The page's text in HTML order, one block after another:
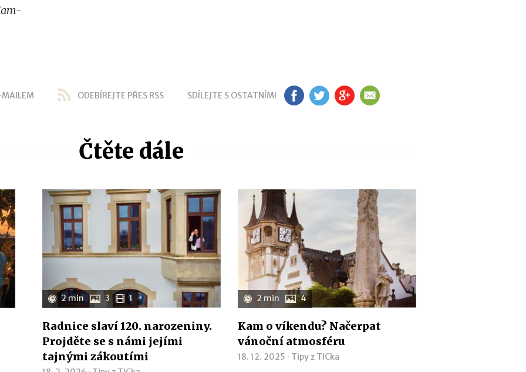
ODEBÍREJTE PŘES RSS SDÍLEJTE S OSTATNÍMI FB TW GP EM
Čtěte dále
2 min 3 1
Radnice slaví 120. narozeniny.
Projděte se s námi jejími
tajnými zákoutími
2 min 4
Kam o víkendu? Načerpat
vánoční atmosféru
18. 12. 2025 · Tipy z TICka